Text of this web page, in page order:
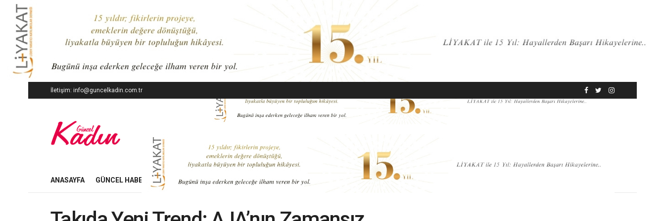
İletişim: info@guncelkadin.com.tr
ANASAYFA GÜNCEL HABERLER İŞ DÜNYASI EKONOMI MODA GÜZELLIK YAŞAM SANAT